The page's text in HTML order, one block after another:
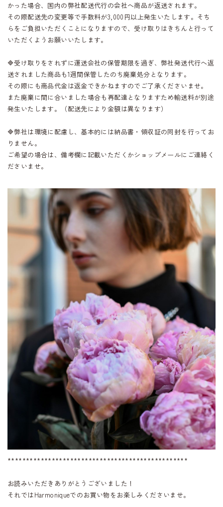
かった場合、国内の弊社配送代行の会社へ商品が返送されます。
その際配送先の変更等で手数料が3,000円以上発生いたします。そち
らをご負担いただくことになりますので、受け取りはきちんと行って
いただくようお願いいたします。
🔷受け取りをされずに運送会社の保管期限を過ぎ、弊社発送代行へ返
送されました商品も1週間保管したのち廃棄処分となります。
その際にも商品代金は返金できかねますのでご了承くださいませ。
また廃棄に間に合いました場合も再配達となりますため輸送料が別途
発生いたします。（配送先により金額は異なります）
🔷弊社は環境に配慮し、基本的には納品書・領収証の同封を行ってお
りません。
ご希望の場合は、備考欄に記載いただくかショップメールにご連絡く
ださいませ。
*************************************************
お読みいただきありがとうございました！
それではHarmoniqueでのお買い物をお楽しみくださいませ。